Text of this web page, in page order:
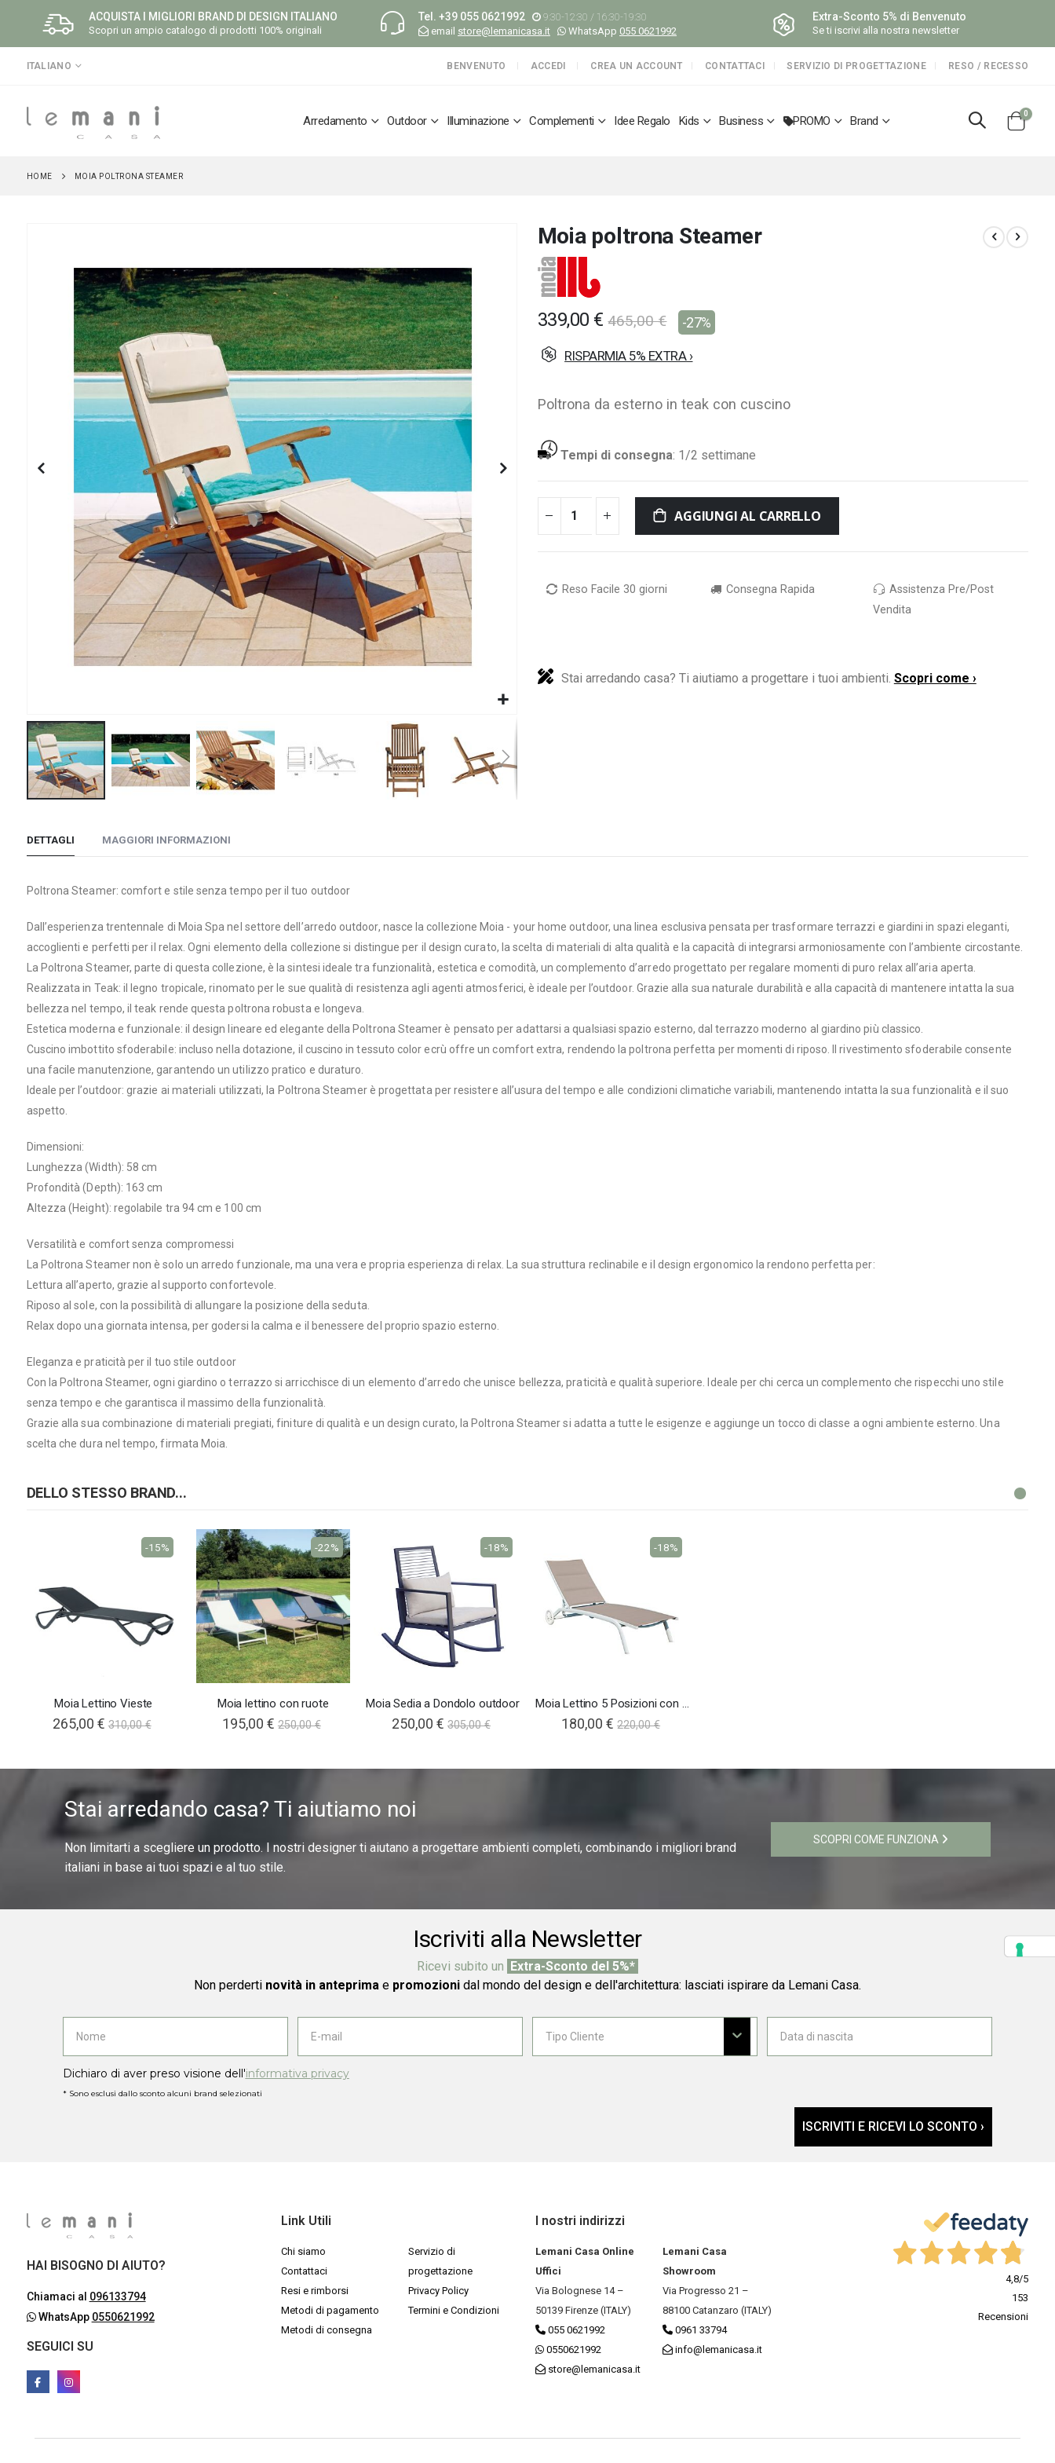
ACQUISTA I MIGLIORI BRAND DI DESIGN ITALIANO
Scopri un ampio catalogo di prodotti 100% originali
Tel. +39 055 0621992
9:30-12:30 / 16:30-19:30
email store@lemanicasa.it WhatsApp 055 0621992
Extra-Sconto 5% di Benvenuto
Se ti iscrivi alla nostra newsletter
LINGUA
ITALIANO BENVENUTO ACCEDI CREA UN ACCOUNT CONTATTACI SERVIZIO DI PROGETTAZIONE RESO / RECESSO
Arredamento Outdoor Illuminazione Complementi Idee Regalo Kids Business PROMO Brand
Cart
0
HOME MOIA POLTRONA STEAMER
immagini
della
di
Moia poltrona Steamer
339,00 € 465,00 € -27%
RISPARMIA 5% EXTRA ›
Poltrona da esterno in teak con cuscino
Tempi di consegna: 1/2 settimane
AGGIUNGI AL CARRELLO
Reso Facile 30 giorni Consegna Rapida
Assistenza Pre/Post
Vendita
Stai arredando casa? Ti aiutiamo a progettare i tuoi ambienti. Scopri come ›
DETTAGLI
Poltrona Steamer: comfort e stile senza tempo per il tuo outdoor
Dall’esperienza trentennale di Moia Spa nel settore dell’arredo outdoor, nasce la collezione Moia - your home outdoor, una linea esclusiva pensata per trasformare terrazzi e giardini in spazi eleganti,
accoglienti e perfetti per il relax. Ogni elemento della collezione si distingue per il design curato, la scelta di materiali di alta qualità e la capacità di integrarsi armoniosamente con l’ambiente circostante.
La Poltrona Steamer, parte di questa collezione, è la sintesi ideale tra funzionalità, estetica e comodità, un complemento d’arredo progettato per regalare momenti di puro relax all’aria aperta.
Realizzata in Teak: il legno tropicale, rinomato per le sue qualità di resistenza agli agenti atmosferici, è ideale per l’outdoor. Grazie alla sua naturale durabilità e alla capacità di mantenere intatta la sua
bellezza nel tempo, il teak rende questa poltrona robusta e longeva.
Estetica moderna e funzionale: il design lineare ed elegante della Poltrona Steamer è pensato per adattarsi a qualsiasi spazio esterno, dal terrazzo moderno al giardino più classico.
Cuscino imbottito sfoderabile: incluso nella dotazione, il cuscino in tessuto color ecrù offre un comfort extra, rendendo la poltrona perfetta per momenti di riposo. Il rivestimento sfoderabile consente
una facile manutenzione, garantendo un utilizzo pratico e duraturo.
Ideale per l’outdoor: grazie ai materiali utilizzati, la Poltrona Steamer è progettata per resistere all’usura del tempo e alle condizioni climatiche variabili, mantenendo intatta la sua funzionalità e il suo
aspetto.
Dimensioni:
Lunghezza (Width): 58 cm
Profondità (Depth): 163 cm
Altezza (Height): regolabile tra 94 cm e 100 cm
Versatilità e comfort senza compromessi
La Poltrona Steamer non è solo un arredo funzionale, ma una vera e propria esperienza di relax. La sua struttura reclinabile e il design ergonomico la rendono perfetta per:
Lettura all’aperto, grazie al supporto confortevole.
Riposo al sole, con la possibilità di allungare la posizione della seduta.
Relax dopo una giornata intensa, per godersi la calma e il benessere del proprio spazio esterno.
Eleganza e praticità per il tuo stile outdoor
Con la Poltrona Steamer, ogni giardino o terrazzo si arricchisce di un elemento d’arredo che unisce bellezza, praticità e qualità superiore. Ideale per chi cerca un complemento che rispecchi uno stile
senza tempo e che garantisca il massimo della funzionalità.
Grazie alla sua combinazione di materiali pregiati, finiture di qualità e un design curato, la Poltrona Steamer si adatta a tutte le esigenze e aggiunge un tocco di classe a ogni ambiente esterno. Una
scelta che dura nel tempo, firmata Moia.
MAGGIORI INFORMAZIONI
DELLO STESSO BRAND...
Moia Lettino Vieste
265,00 € 310,00 €
-15%
Moia lettino con ruote
195,00 € 250,00 €
-22%
Moia Sedia a Dondolo outdoor
250,00 € 305,00 €
-18%
Moia Lettino 5 Posizioni con Ruote
180,00 € 220,00 €
-18%
Stai arredando casa? Ti aiutiamo noi
Non limitarti a scegliere un prodotto. I nostri designer ti aiutano a progettare ambienti completi, combinando i migliori brand
italiani in base ai tuoi spazi e al tuo stile.
SCOPRI COME FUNZIONA
Iscriviti alla Newsletter
Ricevi subito un Extra-Sconto del 5%*
Non perderti novità in anteprimae promozionidal mondo del design e dell'architettura: lasciati ispirare da Lemani Casa.
Dichiaro di aver preso visione dell'informativa privacy
* Sono esclusi dallo sconto alcuni brand selezionati
ISCRIVITI E RICEVI LO SCONTO ›
HAI BISOGNO DI AIUTO?
Chiamaci al 096133794
WhatsApp 0550621992
SEGUICI SU
Link Utili
Chi siamo
Contattaci
Resi e rimborsi
Metodi di pagamento
Metodi di consegna
Servizio di
progettazione
Privacy Policy
Termini e Condizioni
I nostri indirizzi
Lemani Casa Online
Uffici
Via Bolognese 14 –
50139 Firenze (ITALY)
055 0621992
0550621992
store@lemanicasa.it
Lemani Casa
Showroom
Via Progresso 21 –
88100 Catanzaro (ITALY)
0961 33794
info@lemanicasa.it
4,8/5
153
Recensioni